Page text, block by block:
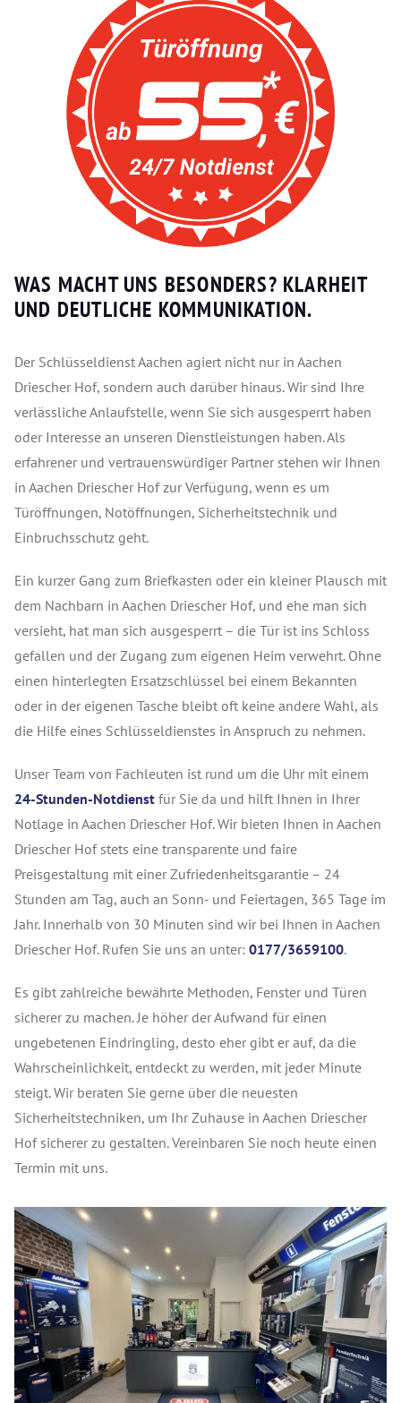
WAS MACHT UNS BESONDERS? KLARHEIT
UND DEUTLICHE KOMMUNIKATION.
Der Schlüsseldienst Aachen agiert nicht nur in Aachen
Driescher Hof, sondern auch darüber hinaus. Wir sind Ihre
verlässliche Anlaufstelle, wenn Sie sich ausgesperrt haben
oder Interesse an unseren Dienstleistungen haben. Als
erfahrener und vertrauenswürdiger Partner stehen wir Ihnen
in Aachen Driescher Hof zur Verfügung, wenn es um
Türöffnungen, Notöffnungen, Sicherheitstechnik und
Einbruchsschutz geht.
Ein kurzer Gang zum Briefkasten oder ein kleiner Plausch mit
dem Nachbarn in Aachen Driescher Hof, und ehe man sich
versieht, hat man sich ausgesperrt – die Tür ist ins Schloss
gefallen und der Zugang zum eigenen Heim verwehrt. Ohne
einen hinterlegten Ersatzschlüssel bei einem Bekannten
oder in der eigenen Tasche bleibt oft keine andere Wahl, als
die Hilfe eines Schlüsseldienstes in Anspruch zu nehmen.
Unser Team von Fachleuten ist rund um die Uhr mit einem
24-Stunden-Notdienst für Sie da und hilft Ihnen in Ihrer
Notlage in Aachen Driescher Hof. Wir bieten Ihnen in Aachen
Driescher Hof stets eine transparente und faire
Preisgestaltung mit einer Zufriedenheitsgarantie – 24
Stunden am Tag, auch an Sonn- und Feiertagen, 365 Tage im
Jahr. Innerhalb von 30 Minuten sind wir bei Ihnen in Aachen
Driescher Hof. Rufen Sie uns an unter: 0177/3659100.
Es gibt zahlreiche bewährte Methoden, Fenster und Türen
sicherer zu machen. Je höher der Aufwand für einen
ungebetenen Eindringling, desto eher gibt er auf, da die
Wahrscheinlichkeit, entdeckt zu werden, mit jeder Minute
steigt. Wir beraten Sie gerne über die neuesten
Sicherheitstechniken, um Ihr Zuhause in Aachen Driescher
Hof sicherer zu gestalten. Vereinbaren Sie noch heute einen
Termin mit uns.